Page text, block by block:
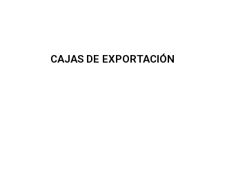
CAJAS DE EXPORTACIÓN